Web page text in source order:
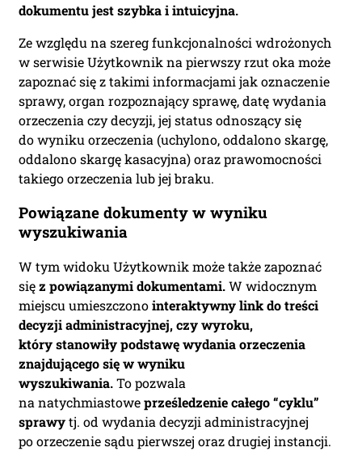
dokumentu jest szybka i intuicyjna.
Ze względu na szereg funkcjonalności wdrożonych
w serwisie Użytkownik na pierwszy rzut oka może
zapoznać się z takimi informacjami jak oznaczenie
sprawy, organ rozpoznający sprawę, datę wydania
orzeczenia czy decyzji, jej status odnoszący się
do wyniku orzeczenia (uchylono, oddalono skargę,
oddalono skargę kasacyjna) oraz prawomocności
takiego orzeczenia lub jej braku.
Powiązane dokumenty w wyniku
wyszukiwania
W tym widoku Użytkownik może także zapoznać
sięz powiązanymi dokumentami.W widocznym
miejscu umieszczonointeraktywny link do treści
decyzji administracyjnej, czy wyroku,
który stanowiły podstawę wydania orzeczenia
znajdującego się w wyniku
wyszukiwania.To pozwala
na natychmiastoweprześledzenie całego “cyklu”
sprawytj. od wydania decyzji administracyjnej
po orzeczenie sądu pierwszej oraz drugiej instancji.